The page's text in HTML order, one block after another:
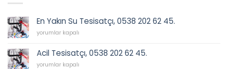
En Yakın Su Tesisatçı, 0538 202 62 45.
En
Tesisatçı,
0538
yorumlar kapalı
Acil Tesisatçı, 0538 202 62 45.
Acil
yorumlar kapalı